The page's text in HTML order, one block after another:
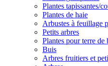
Plantes tapissantes/
Plantes de haie
Arbustes à feuillage
Petits arbres
Plantes pour terre de
Buis
Arbres fruitiers et